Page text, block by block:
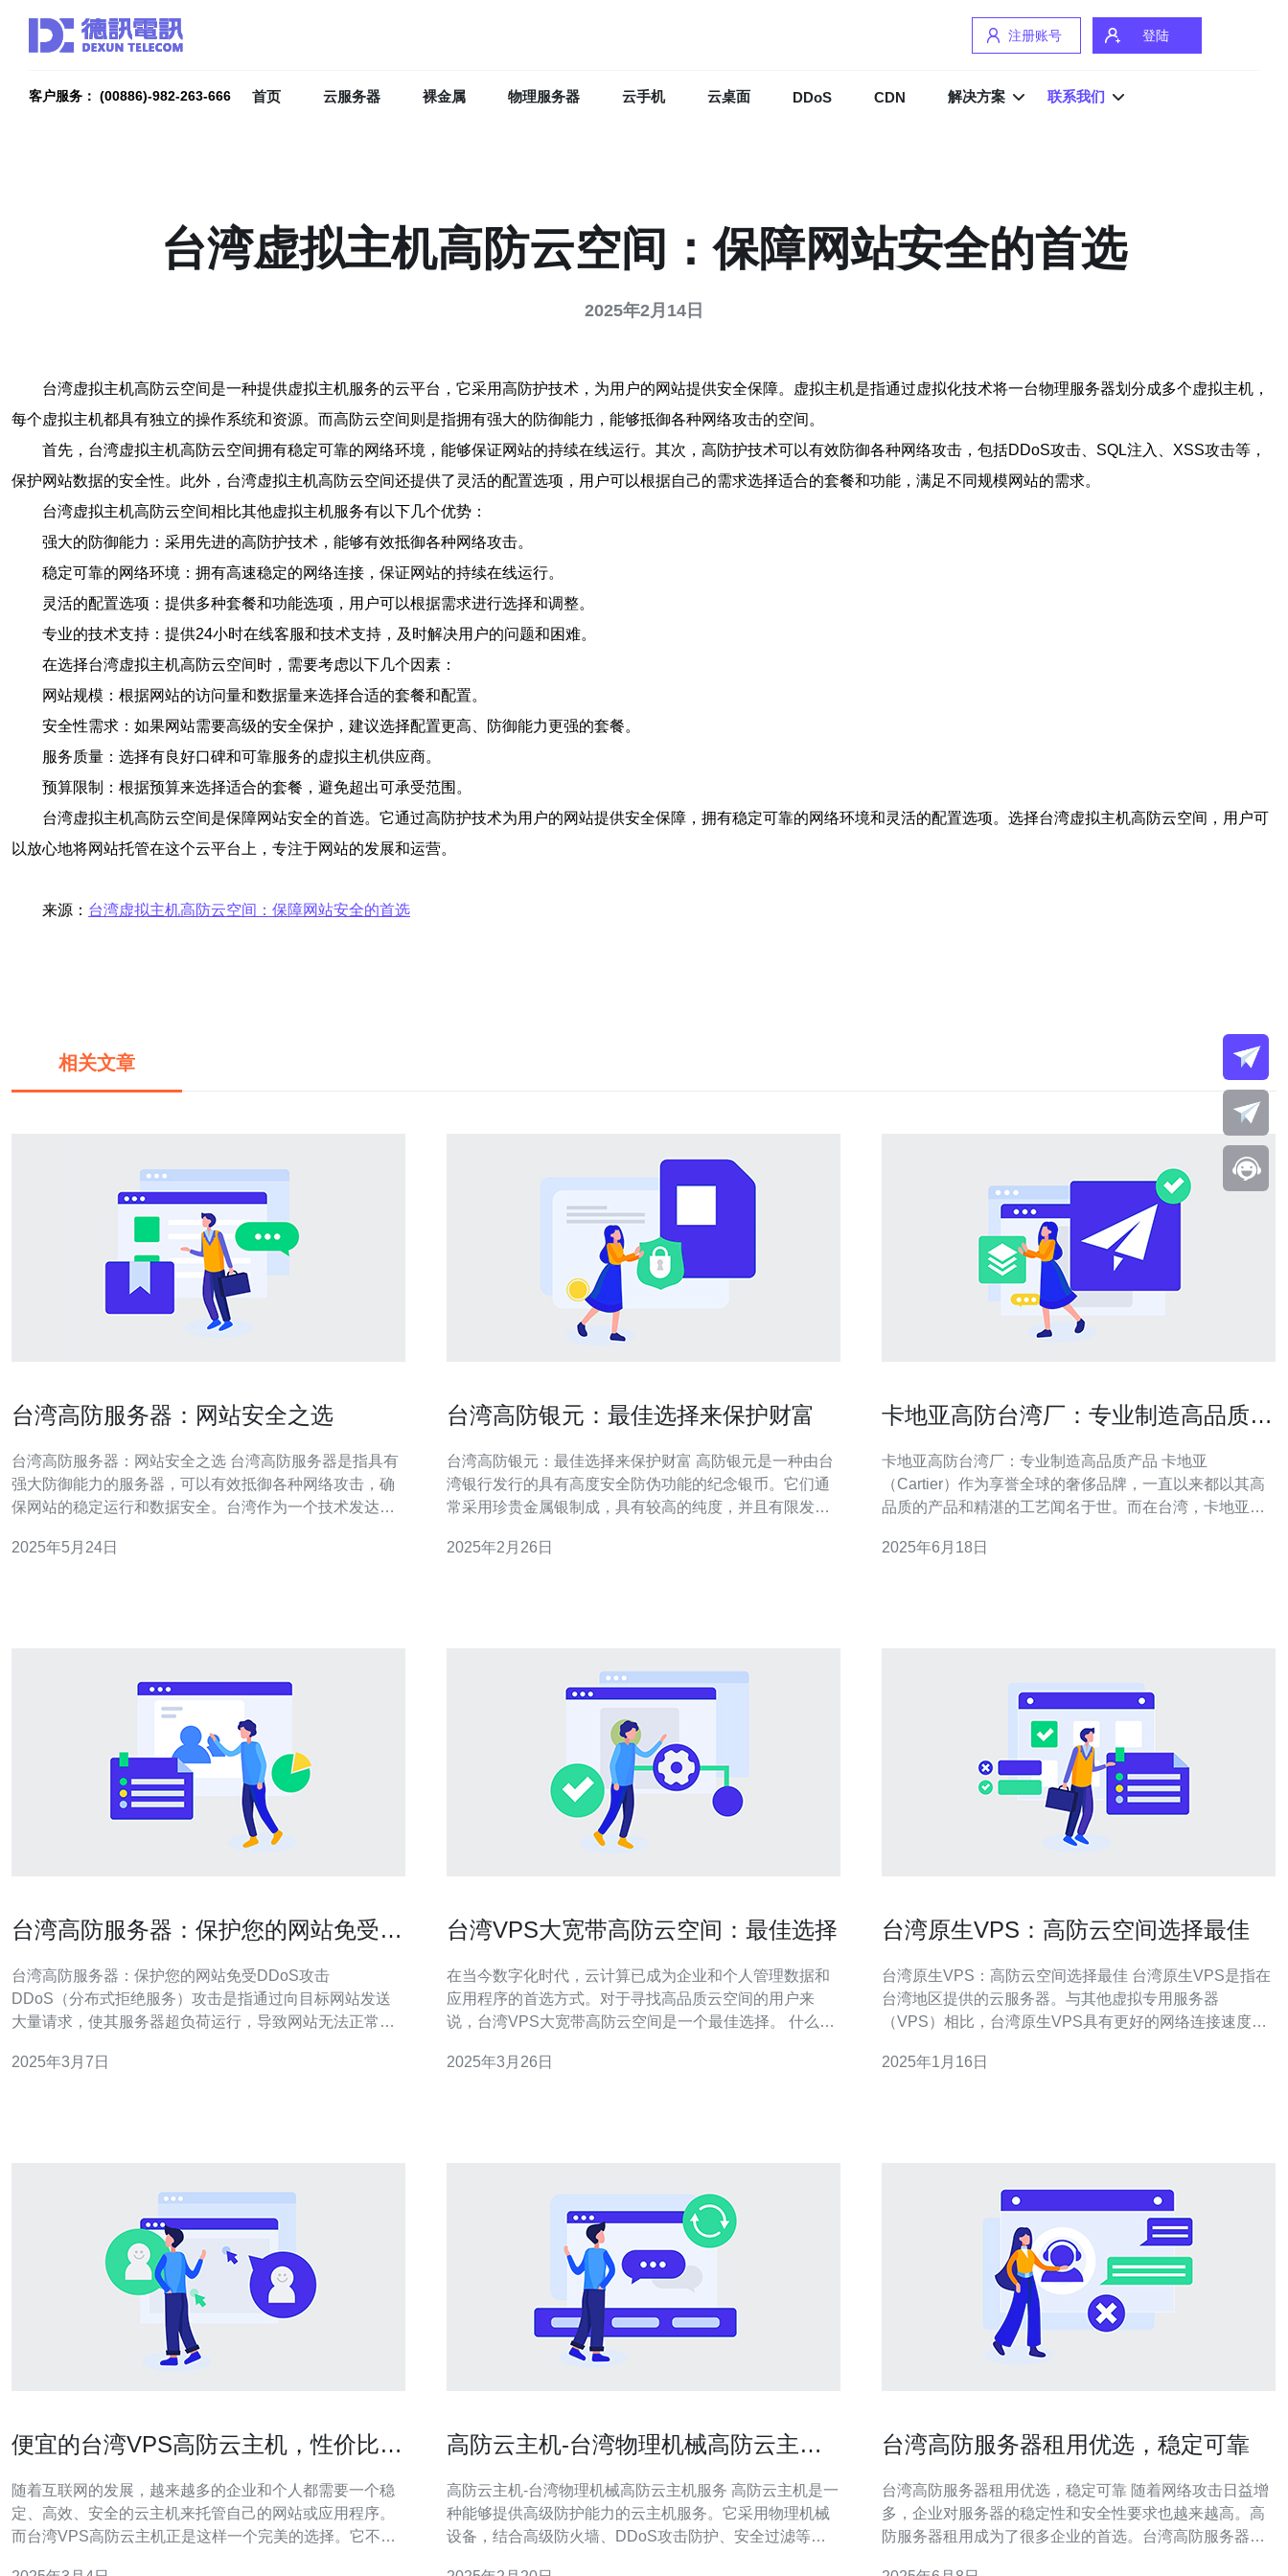
注册账号 登陆
客户服务： (00886)-982-263-666 首页 云服务器 裸金属 物理服务器 云手机 云桌面 DDoS CDN 解决方案 联系我们
台湾虚拟主机高防云空间：保障网站安全的首选
2025年2月14日
台湾虚拟主机高防云空间是一种提供虚拟主机服务的云平台，它采用高防护技术，为用户的网站提供安全保障。虚拟主机是指通过虚拟化技术将一台物理服务器划分成多个虚拟主机，
每个虚拟主机都具有独立的操作系统和资源。而高防云空间则是指拥有强大的防御能力，能够抵御各种网络攻击的空间。
首先，台湾虚拟主机高防云空间拥有稳定可靠的网络环境，能够保证网站的持续在线运行。其次，高防护技术可以有效防御各种网络攻击，包括DDoS攻击、SQL注入、XSS攻击等，
保护网站数据的安全性。此外，台湾虚拟主机高防云空间还提供了灵活的配置选项，用户可以根据自己的需求选择适合的套餐和功能，满足不同规模网站的需求。
台湾虚拟主机高防云空间相比其他虚拟主机服务有以下几个优势：
强大的防御能力：采用先进的高防护技术，能够有效抵御各种网络攻击。
稳定可靠的网络环境：拥有高速稳定的网络连接，保证网站的持续在线运行。
灵活的配置选项：提供多种套餐和功能选项，用户可以根据需求进行选择和调整。
专业的技术支持：提供24小时在线客服和技术支持，及时解决用户的问题和困难。
在选择台湾虚拟主机高防云空间时，需要考虑以下几个因素：
网站规模：根据网站的访问量和数据量来选择合适的套餐和配置。
安全性需求：如果网站需要高级的安全保护，建议选择配置更高、防御能力更强的套餐。
服务质量：选择有良好口碑和可靠服务的虚拟主机供应商。
预算限制：根据预算来选择适合的套餐，避免超出可承受范围。
台湾虚拟主机高防云空间是保障网站安全的首选。它通过高防护技术为用户的网站提供安全保障，拥有稳定可靠的网络环境和灵活的配置选项。选择台湾虚拟主机高防云空间，用户可
以放心地将网站托管在这个云平台上，专注于网站的发展和运营。
来源： 台湾虚拟主机高防云空间：保障网站安全的首选
相关文章
台湾高防服务器：网站安全之选
台湾高防服务器：网站安全之选 台湾高防服务器是指具有
强大防御能力的服务器，可以有效抵御各种网络攻击，确
保网站的稳定运行和数据安全。台湾作为一个技术发达的
务器备受青睐。 台湾高防服务器具有以下优势： 强大的防
2025年5月24日
台湾高防银元：最佳选择来保护财富
台湾高防银元：最佳选择来保护财富 高防银元是一种由台
湾银行发行的具有高度安全防伪功能的纪念银币。它们通
常采用珍贵金属银制成，具有较高的纯度，并且有限发
防银元具有以下特点： 高度安全性：高防银元采用先进的
2025年2月26日
卡地亚高防台湾厂：专业制造高品质产
卡地亚高防台湾厂：专业制造高品质产品 卡地亚
（Cartier）作为享誉全球的奢侈品牌，一直以来都以其高
品质的产品和精湛的工艺闻名于世。而在台湾，卡地亚拥
业内拥有良好的声誉。 卡地亚高防台湾厂成立于XX年，位
2025年6月18日
台湾高防服务器：保护您的网站免受
台湾高防服务器：保护您的网站免受DDoS攻击
DDoS（分布式拒绝服务）攻击是指通过向目标网站发送
大量请求，使其服务器超负荷运行，导致网站无法正常访
有者带来巨大的经济损失和声誉损害。 台湾高防服务器是
2025年3月7日
台湾VPS大宽带高防云空间：最佳选择
在当今数字化时代，云计算已成为企业和个人管理数据和
应用程序的首选方式。对于寻找高品质云空间的用户来
说，台湾VPS大宽带高防云空间是一个最佳选择。 什么是
是一种虚拟化技术，将一台物理服务器分割成多个独立的
2025年3月26日
台湾原生VPS：高防云空间选择最佳
台湾原生VPS：高防云空间选择最佳 台湾原生VPS是指在
台湾地区提供的云服务器。与其他虚拟专用服务器
（VPS）相比，台湾原生VPS具有更好的网络连接速度和
于需要面向台湾本地用户的网站和应用程序。 台湾原生
2025年1月16日
便宜的台湾VPS高防云主机，性价比超
随着互联网的发展，越来越多的企业和个人都需要一个稳
定、高效、安全的云主机来托管自己的网站或应用程序。
而台湾VPS高防云主机正是这样一个完美的选择。它不仅
高防云主机-台湾物理机械高防云主机
高防云主机-台湾物理机械高防云主机服务 高防云主机是一
种能够提供高级防护能力的云主机服务。它采用物理机械
设备，结合高级防火墙、DDoS攻击防护、安全过滤等技
台湾高防服务器租用优选，稳定可靠
台湾高防服务器租用优选，稳定可靠 随着网络攻击日益增
多，企业对服务器的稳定性和安全性要求也越来越高。高
防服务器租用成为了很多企业的首选。台湾高防服务器租